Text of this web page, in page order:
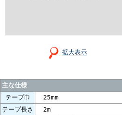
拡大表示
主な仕様
テープ巾
25mm
テープ長さ
2m